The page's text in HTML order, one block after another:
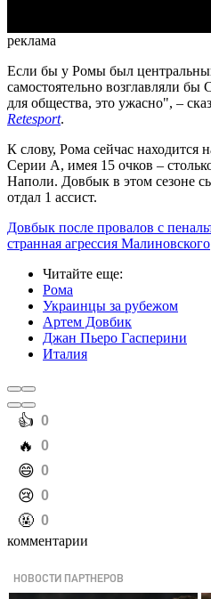
реклама
Если бы у Ромы был
самостоятельно возглавляли
для общества, это ужасно", –
Retesport.
К слову, Рома сейчас находится
Серии А, имея 15 очков –
Наполи. Довбык в этом сезоне
отдал 1 ассист.
Довбык после провалов с
странная агрессия Малиновского
Читайте еще:
Рома
Украинцы за рубежом
Артем Довбик
Джан Пьеро Гасперини
Италия
️👍 0
️🔥 0
️😄 0
️😢 0
️🤬 0
комментарии